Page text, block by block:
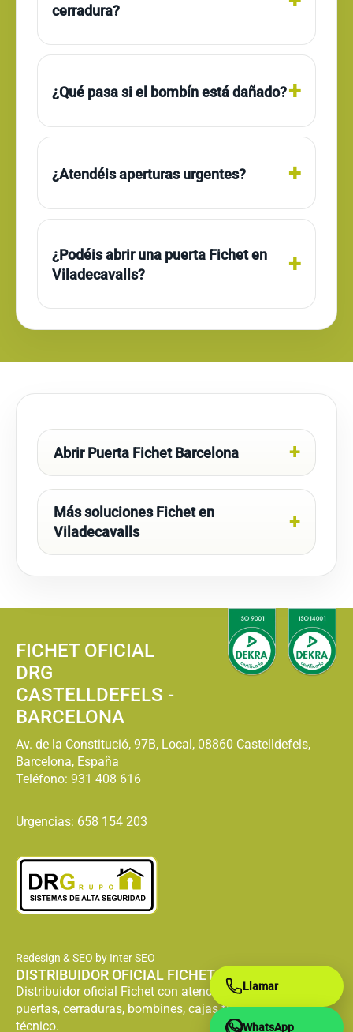
cerradura?
¿Qué pasa si el bombín está dañado?
¿Atendéis aperturas urgentes?
¿Podéis abrir una puerta Fichet en
Viladecavalls?
Abrir Puerta Fichet Barcelona
Más soluciones Fichet en
Viladecavalls
FICHET OFICIAL
DRG
CASTELLDEFELS -
BARCELONA
Av. de la Constitució, 97B, Local, 08860 Castelldefels,
Barcelona, España
Teléfono: 931 408 616
Urgencias: 658 154 203
Redesign & SEO by Inter SEO
DISTRIBUIDOR OFICIAL FICHET
Distribuidor oficial Fichet con atención especializada en
puertas, cerraduras, bombines, cajas fuertes y servicio
técnico.
Llamar
WhatsApp